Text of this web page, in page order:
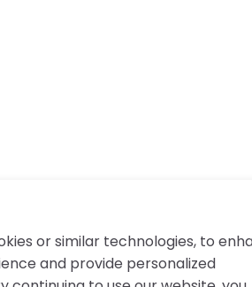
or similar technologies, to
and provide personalized